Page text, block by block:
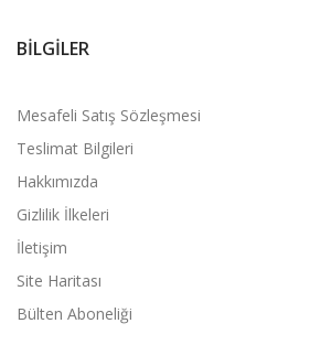
BILGILER
Mesafeli Satış Sözleşmesi
Teslimat Bilgileri
Hakkımızda
Gizlilik İlkeleri
İletişim
Site Haritası
Bülten Aboneliği